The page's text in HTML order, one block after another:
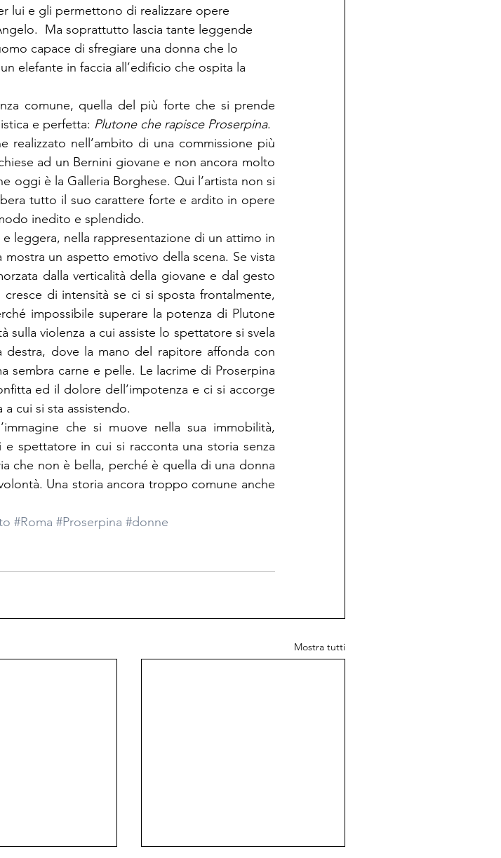
lui e gli permettono di realizzare opere
Ma soprattutto lascia tante leggende
capace di sfregiare una donna che lo
elefante in faccia all’edificio che ospita la
comune, quella del più forte che si prende
e perfetta: Plutone che rapisce Proserpina.
nell’ambito di una commissione più
ad un Bernini giovane e non ancora molto
oggi è la Galleria Borghese. Qui l’artista non si
tutto il suo carattere forte e ardito in opere
inedito e splendido.
leggera, nella rappresentazione di un attimo in
un aspetto emotivo della scena. Se vista
dalla verticalità della giovane e dal gesto
di intensità se ci si sposta frontalmente,
impossibile superare la potenza di Plutone
sulla violenza a cui assiste lo spettatore si svela
dove la mano del rapitore affonda con
sembra carne e pelle. Le lacrime di Proserpina
ed il dolore dell’impotenza e ci si accorge
cui si sta assistendo.
che si muove nella sua immobilità,
spettatore in cui si racconta una storia senza
che non è bella, perché è quella di una donna
Una storia ancora troppo comune anche
#Roma #Proserpina #donne
Mostra tutti